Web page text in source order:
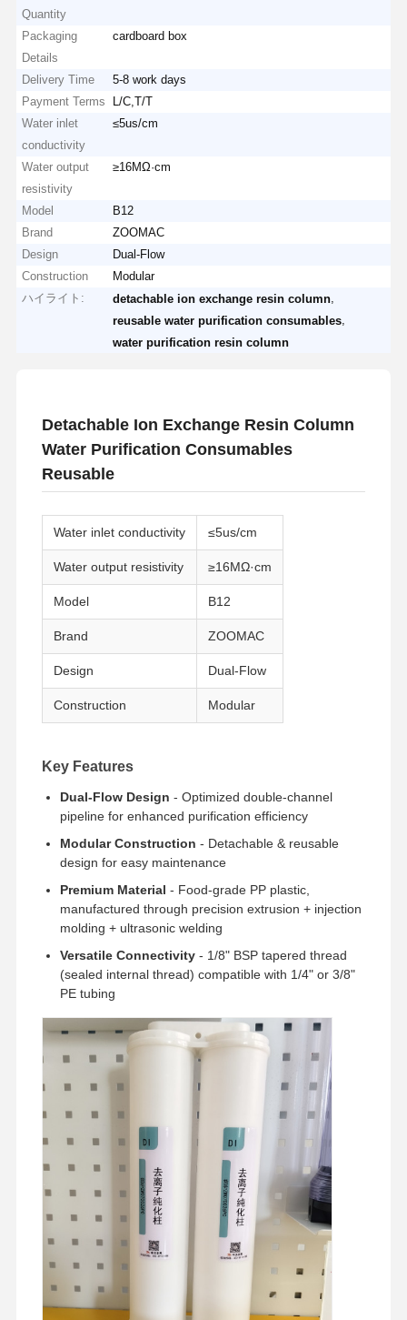
私たちについ
て
Quantity
Packaging
Details
cardboard box
Delivery Time
5-8 work days
Payment Terms
L/C,T/T
Water inlet
conductivity
≤5us/cm
Water output
resistivity
≥16MΩ·cm
Model
B12
Brand
ZOOMAC
Design
Dual-Flow
Construction
Modular
ハイライト:
detachable ion exchange resin column
reusable water purification consumables
water purification resin column
Detachable Ion Exchange Resin Column
Water Purification Consumables
Reusable
Water inlet conductivity ≤5us/cm
Water output resistivity ≥16MΩ·cm
Model B12
Brand ZOOMAC
Design Dual-Flow
Construction Modular
Key Features
Dual-Flow Design - Optimized double-channel
pipeline for enhanced purification efficiency
Modular Construction - Detachable & reusable
design for easy maintenance
Premium Material - Food-grade PP plastic,
manufactured through precision extrusion + injection
molding + ultrasonic welding
Versatile Connectivity- 1/8" BSP tapered thread
(sealed internal thread) compatible with 1/4" or 3/8"
PE tubing